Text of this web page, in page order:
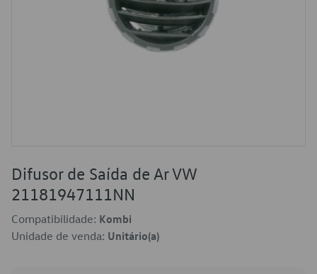
Difusor de Saída de Ar VW
21181947111NN
Compatibilidade: Kombi
Unidade de venda: Unitário(a)